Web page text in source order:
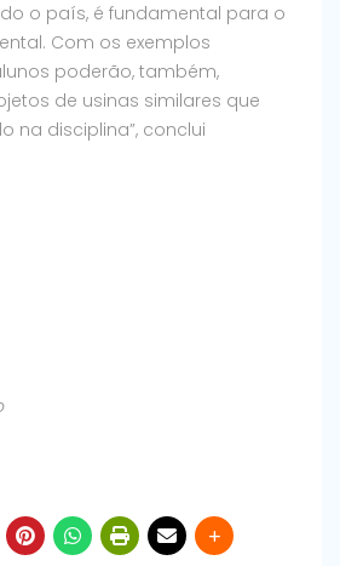
o país, é fundamental para o
Com os exemplos
poderão, também,
de usinas similares que
na disciplina”, conclui